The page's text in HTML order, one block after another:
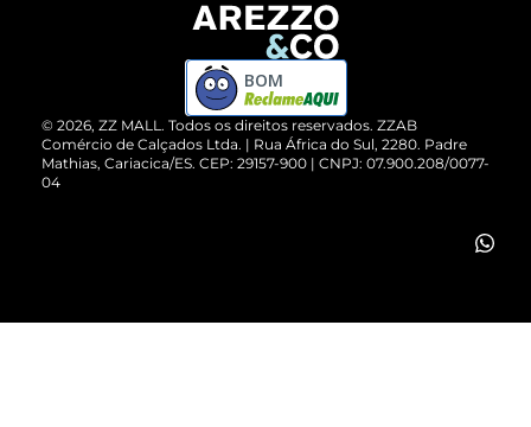
ZZ MALL é confiável
Cartão Presente
Vendas Corporativas
Devolução do Produto
Compre pelo WhatsApp
© 2026, ZZ MALL. Todos os direitos reservados. ZZAB
Comércio de Calçados Ltda. | Rua África do Sul, 2280. Padre
Mathias, Cariacica/ES. CEP: 29157-900 | CNPJ: 07.900.208/0077-
04
BOM